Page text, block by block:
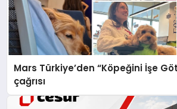
Mars Türkiye’den “Köpeğini İşe
çağrısı